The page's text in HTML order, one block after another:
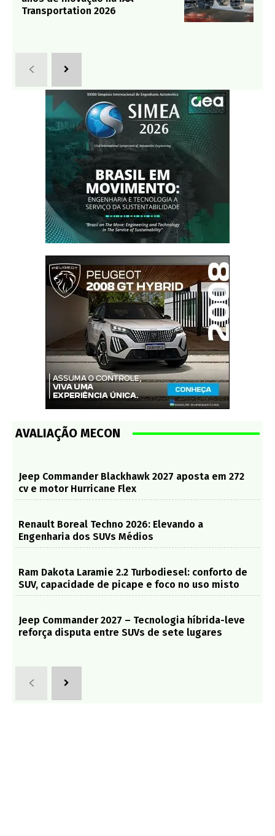
Transportation 2026
AVALIAÇÃO MECON
Jeep Commander Blackhawk 2027 aposta em 272
cv e motor Hurricane Flex
Renault Boreal Techno 2026: Elevando a
Engenharia dos SUVs Médios
Ram Dakota Laramie 2.2 Turbodiesel: conforto de
SUV, capacidade de picape e foco no uso misto
Jeep Commander 2027 – Tecnologia híbrida-leve
reforça disputa entre SUVs de sete lugares